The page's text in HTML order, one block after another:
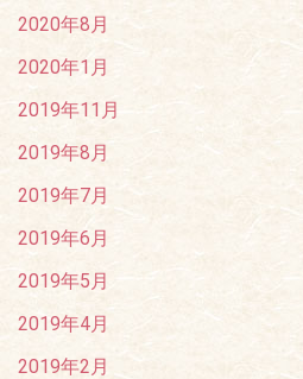
2020年8月
2020年1月
2019年11月
2019年8月
2019年7月
2019年6月
2019年5月
2019年4月
2019年2月